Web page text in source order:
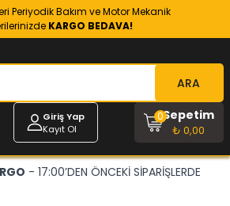
Periyodik Bakım ve Motor Mekanik
KARGO BEDAVA!
ARA
Giriş Yap
Kayıt Ol
Sepetim
₺ 0,00
0
- 17:00’DEN ÖNCEKİ SİPARİŞLERDE